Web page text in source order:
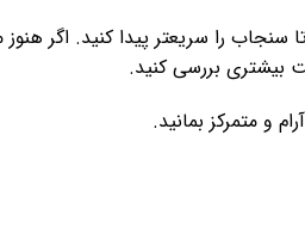
سنجاب را سریعتر پیدا کنید. اگر
بیشتری بررسی کنید.
و متمرکز بمانید.